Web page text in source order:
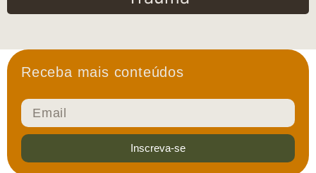
Receba mais conteúdos
Inscreva-se